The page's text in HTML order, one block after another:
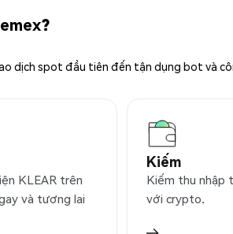
dịch spot đầu tiên đến tận dụng bot và
KLEAR trên
và tương lai
Kiếm
Kiếm thu nhập
với crypto.